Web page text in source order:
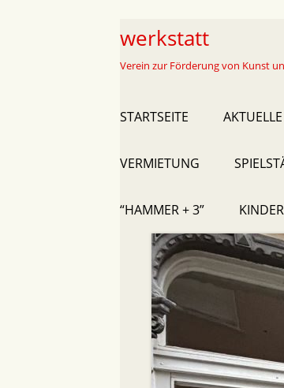
werkstatt
Verein zur Förderung von Kunst
Primary
STARTSEITE
VERMIETUNG
“HAMMER + 3”